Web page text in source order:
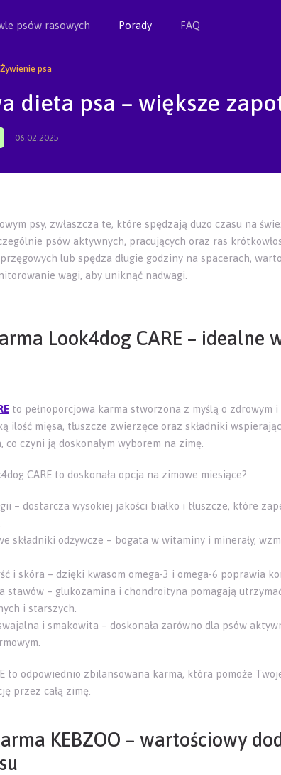
psów rasowych Porady FAQ
Żywienie psa
dieta psa – większe
06.02.2025
psy, zwłaszcza te, które spędzają dużo czasu na
psów aktywnych, pracujących oraz ras
lub spędza długie godziny na spacerach,
wagi, aby uniknąć nadwagi.
Look4dog CARE – idealne
to pełnoporcjowa karma stworzona z myślą o zdrowym
ilość mięsa, tłuszcze zwierzęce oraz składniki
co czyni ją doskonałym wyborem na zimę.
CARE to doskonała opcja na zimowe miesiące?
– dostarcza wysokiej jakości białko i tłuszcze, które
składniki odżywcze – bogata w witaminy i minerały,
i skóra – dzięki kwasom omega-3 i omega-6 poprawia
stawów – glukozamina i chondroityna pomagają
i starszych.
i smakowita – doskonała zarówno dla psów
to odpowiednio zbilansowana karma, która pomoże
przez całą zimę.
KEBZOO – wartościowy